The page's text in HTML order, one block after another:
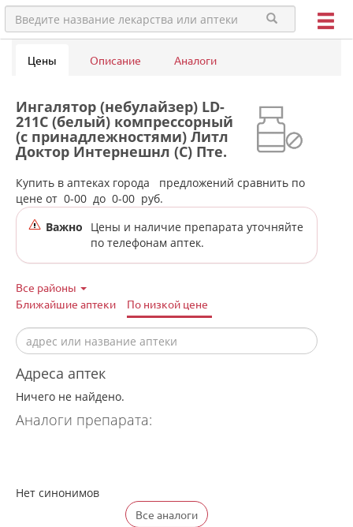
Цены Описание Аналоги
Ингалятор (небулайзер) LD-
211C (белый) компрессорный
(с принадлежностями) Литл
Доктор Интернешнл (С) Пте.
Лтд.( Little Doctor) - Сингапур
в аптеках города Копейска
(Челябинская обл)
Купить в аптеках города
предложений сравнить по
цене от 0-00 до 0-00 руб.
Важно
Цены и наличие препарата уточняйте
по телефонам аптек.
Все районы
Ближайшие аптеки
По низкой цене
Адреса аптек
Ничего не найдено.
Аналоги препарата:
Нет синонимов
Все аналоги